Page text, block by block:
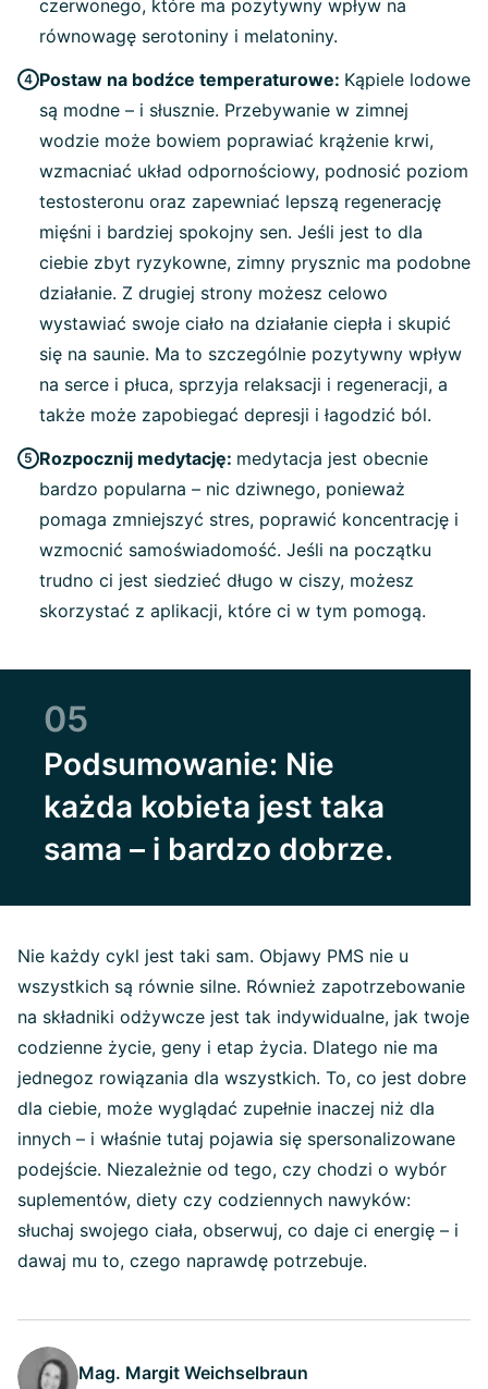
czerwonego, które ma pozytywny wpływ na
równowagę serotoniny i melatoniny.
Postaw na bodźce temperaturowe: Kąpiele lodowe
są modne – i słusznie. Przebywanie w zimnej
wodzie może bowiem poprawiać krążenie krwi,
wzmacniać układ odpornościowy, podnosić poziom
testosteronu oraz zapewniać lepszą regenerację
mięśni i bardziej spokojny sen. Jeśli jest to dla
ciebie zbyt ryzykowne, zimny prysznic ma podobne
działanie. Z drugiej strony możesz celowo
wystawiać swoje ciało na działanie ciepła i skupić
się na saunie. Ma to szczególnie pozytywny wpływ
na serce i płuca, sprzyja relaksacji i regeneracji, a
także może zapobiegać depresji i łagodzić ból.
Rozpocznij medytację: medytacja jest obecnie
bardzo popularna – nic dziwnego, ponieważ
pomaga zmniejszyć stres, poprawić koncentrację i
wzmocnić samoświadomość. Jeśli na początku
trudno ci jest siedzieć długo w ciszy, możesz
skorzystać z aplikacji, które ci w tym pomogą.
05
Podsumowanie: Nie
każda kobieta jest taka
sama – i bardzo dobrze.
Nie każdy cykl jest taki sam. Objawy PMS nie u
wszystkich są równie silne. Również zapotrzebowanie
na składniki odżywcze jest tak indywidualne, jak twoje
codzienne życie, geny i etap życia. Dlatego nie ma
jednegoz rowiązania dla wszystkich. To, co jest dobre
dla ciebie, może wyglądać zupełnie inaczej niż dla
innych – i właśnie tutaj pojawia się spersonalizowane
podejście. Niezależnie od tego, czy chodzi o wybór
suplementów, diety czy codziennych nawyków:
słuchaj swojego ciała, obserwuj, co daje ci energię – i
dawaj mu to, czego naprawdę potrzebuje.
Mag. Margit Weichselbraun